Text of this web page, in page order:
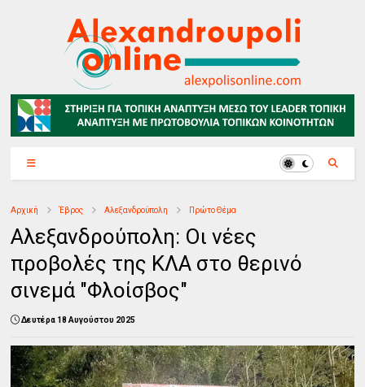
Αρχική Έβρος Αλεξανδρούπολη Πρώτο Θέμα
Αλεξανδρούπολη: Οι νέες
προβολές της ΚΛΑ στο θερινό
σινεμά "Φλοίσβος"
Δευτέρα 18 Αυγούστου 2025